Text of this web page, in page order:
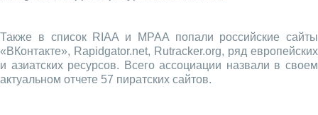
Также в список RIAA и MPAA попали российские сайты
«ВКонтакте», Rapidgator.net, Rutracker.org, ряд европейских
и азиатских ресурсов. Всего ассоциации назвали в своем
актуальном отчете 57 пиратских сайтов.